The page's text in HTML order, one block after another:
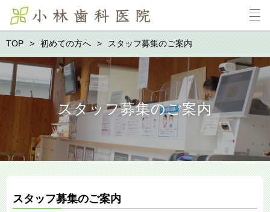
TOP 初めての方へ スタッフ募集のご案内
スタッフ募集のご案内
スタッフ募集のご案内